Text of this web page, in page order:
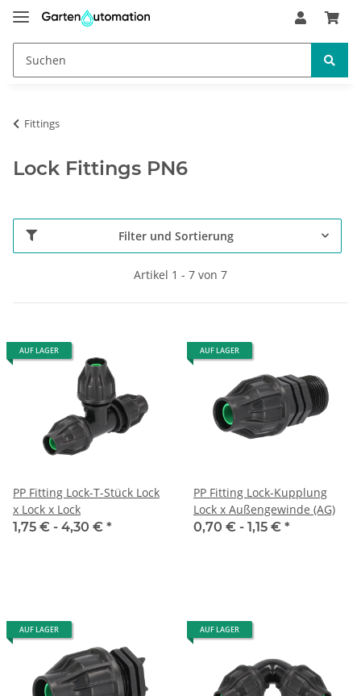
Fittings
Lock Fittings PN6
Filter und Sortierung
Artikel 1 - 7 von 7
AUF LAGER
PP Fitting Lock-T-Stück Lock
x Lock x Lock
1,75 € - 4,30 € *
AUF LAGER
PP Fitting Lock-Kupplung
Lock x Außengewinde (AG)
0,70 € - 1,15 € *
AUF LAGER AUF LAGER